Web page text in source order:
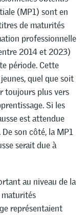
(MP1) sont en
de maturités
professionnelle
2014 et 2023)
période. Cette
quel que soit
toujours plus vers
Si les
est attendue
son côté, la MP1
serait due à
au niveau de la
représentaient